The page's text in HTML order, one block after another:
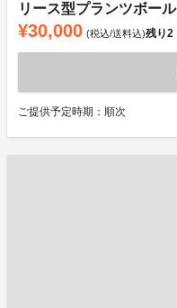
リース型プランツボール
¥30,000 (税込/送料込)残り2
ご提供予定時期：順次